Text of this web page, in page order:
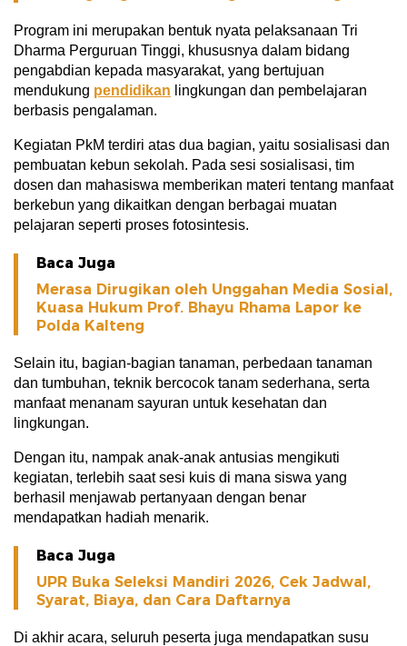
Program ini merupakan bentuk nyata pelaksanaan Tri
Dharma Perguruan Tinggi, khususnya dalam bidang
pengabdian kepada masyarakat, yang bertujuan
mendukung pendidikan lingkungan dan pembelajaran
berbasis pengalaman.
Kegiatan PkM terdiri atas dua bagian, yaitu sosialisasi dan
pembuatan kebun sekolah. Pada sesi sosialisasi, tim
dosen dan mahasiswa memberikan materi tentang manfaat
berkebun yang dikaitkan dengan berbagai muatan
pelajaran seperti proses fotosintesis.
Baca Juga
Merasa Dirugikan oleh Unggahan Media Sosial,
Kuasa Hukum Prof. Bhayu Rhama Lapor ke
Polda Kalteng
Selain itu, bagian-bagian tanaman, perbedaan tanaman
dan tumbuhan, teknik bercocok tanam sederhana, serta
manfaat menanam sayuran untuk kesehatan dan
lingkungan.
Dengan itu, nampak anak-anak antusias mengikuti
kegiatan, terlebih saat sesi kuis di mana siswa yang
berhasil menjawab pertanyaan dengan benar
mendapatkan hadiah menarik.
Baca Juga
UPR Buka Seleksi Mandiri 2026, Cek Jadwal,
Syarat, Biaya, dan Cara Daftarnya
Di akhir acara, seluruh peserta juga mendapatkan susu